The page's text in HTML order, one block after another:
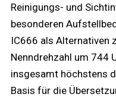
Reinigungs- und
besonderen
IC666 als Alternativen
Nenndrehzahl um 744
insgesamt höchstens
Basis für die